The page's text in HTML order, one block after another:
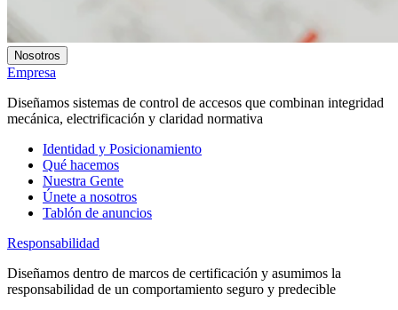
Nosotros
Empresa
Diseñamos sistemas de control de accesos que combinan integridad
mecánica, electrificación y claridad normativa
Identidad y Posicionamiento
Qué hacemos
Nuestra Gente
Únete a nosotros
Tablón de anuncios
Responsabilidad
Diseñamos dentro de marcos de certificación y asumimos la
responsabilidad de un comportamiento seguro y predecible